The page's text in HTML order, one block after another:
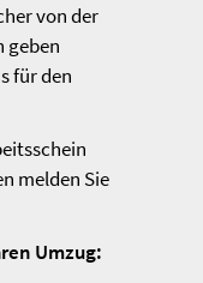
von der
geben
für den
melden Sie
Umzug: